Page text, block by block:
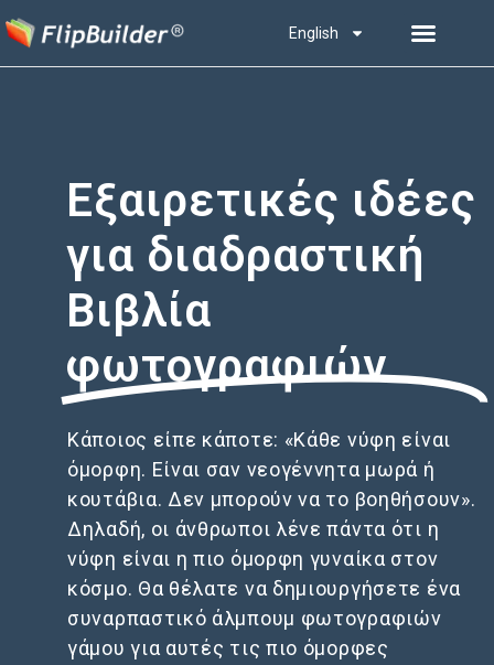
English
Εξαιρετικές ιδέες
για διαδραστική
Βιβλία
φωτογραφιών
Κάποιος είπε κάποτε: «Κάθε νύφη είναι
όμορφη. Είναι σαν νεογέννητα μωρά ή
κουτάβια. Δεν μπορούν να το βοηθήσουν».
Δηλαδή, οι άνθρωποι λένε πάντα ότι η
νύφη είναι η πιο όμορφη γυναίκα στον
κόσμο. Θα θέλατε να δημιουργήσετε ένα
συναρπαστικό άλμπουμ φωτογραφιών
γάμου για αυτές τις πιο όμορφες